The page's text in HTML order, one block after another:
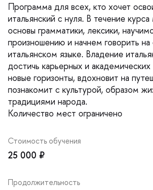
Программа для всех, кто хочет
итальянский с нуля. В течение
основы грамматики, лексики,
произношению и начнем говорить
итальянском языке. Владение
достичь карьерных и
новые горизонты, вдохновит на
познакомит с культурой, образом
традициями народа.
Количество мест ограничено
Стоимость обучения
25 000 ₽
Продолжительность